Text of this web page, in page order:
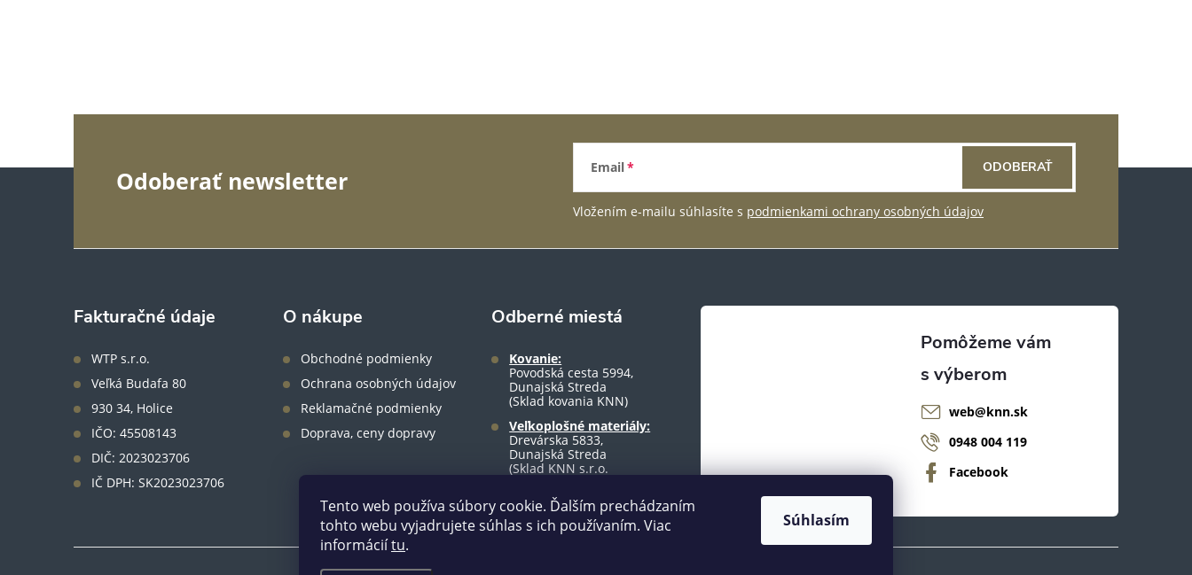
Tento web používa súbory cookie. Ďalším prechádzaním
tohto webu vyjadrujete súhlas s ich používaním. Viac
informáciítu.
Súhlasím
Odoberať newsletter Email
Vložením e-mailu súhlasíte s podmienkami ochrany osobných údajov
ODOBERAŤ
Fakturačné údaje
WTP s.r.o.
Veľká Budafa 80
930 34, Holice
IČO: 45508143
DIČ: 2023023706
IČ DPH: SK2023023706
O nákupe
Obchodné podmienky
Ochrana osobných údajov
Reklamačné podmienky
Doprava, ceny dopravy
Odberné miestá
Kovanie:
Povodská cesta 5994,
Dunajská Streda
(Sklad kovania KNN)
Veľkoplošné materiály:
Drevárska 5833,
Dunajská Streda
(Sklad KNN s.r.o.
web@knn.sk
0948 004 119
Facebook